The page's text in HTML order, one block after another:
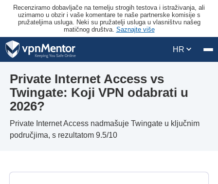
Recenziramo dobavljače na temelju strogih testova i istraživanja, ali
uzimamo u obzir i vaše komentare te naše partnerske komisije s
pružateljima usluga. Neki su pružatelji usluga u vlasništvu našeg
matičnog društva. Saznajte više
HR
Private Internet Access vs
Twingate: Koji VPN odabrati u
2026?
Private Internet Access nadmašuje Twingate u ključnim
područjima, s rezultatom 9.5/10